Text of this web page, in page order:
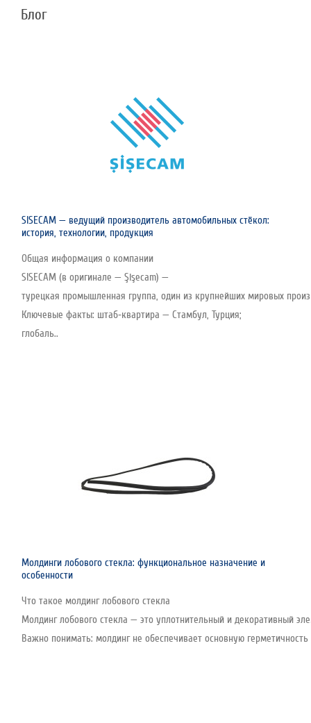
Блог
SISECAM — ведущий производитель автомобильных стёкол:
история, технологии, продукция
Общая информация о компании
SISECAM (в оригинале — Şişecam) —
турецкая промышленная группа, один из крупнейших мировых
Ключевые факты: штаб‑квартира — Стамбул, Турция;
глобаль..
Молдинги лобового стекла: функциональное назначение и
особенности
Что такое молдинг лобового стекла
Молдинг лобового стекла — это уплотнительный и декоративный
Важно понимать: молдинг не обеспечивает основную